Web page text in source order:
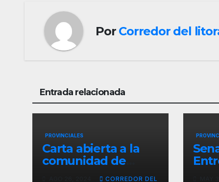
Por Corredor del
Entrada relacionada
PROVINCIALES
Carta abierta a la
comunidad de
Docentes de laCORREDOR DEL